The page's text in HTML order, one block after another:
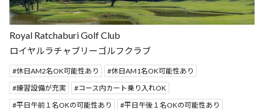
Royal Ratchaburi Golf Club
ロイヤルラチャブリーゴルフクラブ
休日AM2名OK可能性あり
休日AM1名OK可能性あり
練習設備が充実
コース内カート乗り入れOK
平日午前１名OKの可能性あり
平日午後１名OKの可能性あり